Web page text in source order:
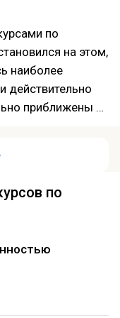
по
на этом,
наиболее
действительно
приближены к
темы разбирали
с
по